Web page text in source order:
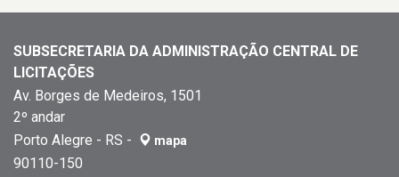
SUBSECRETARIA DA ADMINISTRAÇÃO CENTRAL DE
LICITAÇÕES
Av. Borges de Medeiros, 1501
2º andar
Porto Alegre - RS -
mapa
90110-150